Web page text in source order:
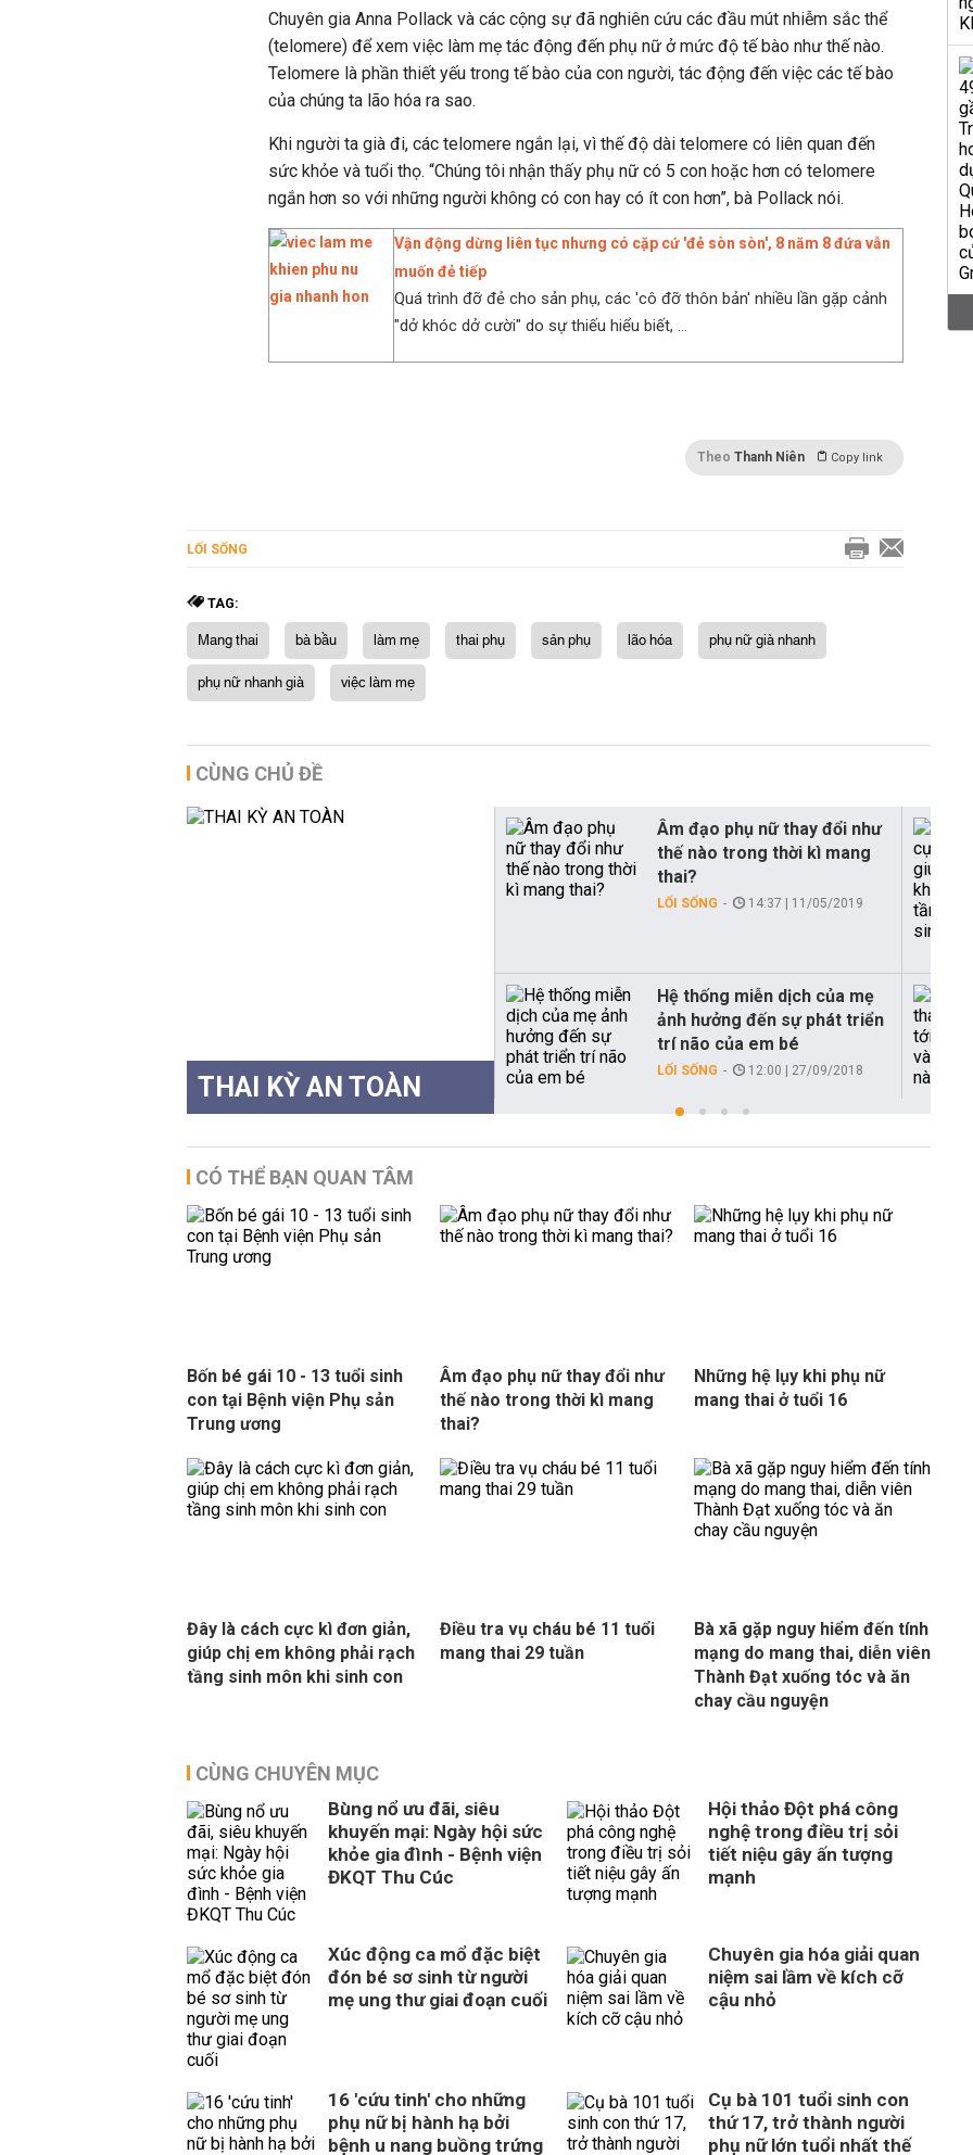
Chuyên gia Anna Pollack và các cộng sự đã nghiên cứu các đầu mút nhiễm sắc thể
(telomere) để xem việc làm mẹ tác động đến phụ nữ ở mức độ tế bào như thế nào.
Telomere là phần thiết yếu trong tế bào của con người, tác động đến việc các tế bào
của chúng ta lão hóa ra sao.
Khi người ta già đi, các telomere ngắn lại, vì thế độ dài telomere có liên quan đến
sức khỏe và tuổi thọ. “Chúng tôi nhận thấy phụ nữ có 5 con hoặc hơn có telomere
ngắn hơn so với những người không có con hay có ít con hơn”, bà Pollack nói.
Vận động dừng liên tục nhưng có cặp cứ 'đẻ sòn sòn', 8 năm 8 đứa vẫn
muốn đẻ tiếp
Quá trình đỡ đẻ cho sản phụ, các 'cô đỡ thôn bản' nhiều lần gặp cảnh
"dở khóc dở cười" do sự thiếu hiểu biết, ...
Theo Thanh Niên Copy link
LỐI SỐNG
TAG:
Mang thai bà bầu làm mẹ thai phụ sản phụ lão hóa
phụ nữ già nhanh
phụ nữ nhanh già
việc làm mẹ
CÙNG CHỦ ĐỀ
THAI KỲ AN TOÀN
Âm đạo phụ nữ thay đổi như
thế nào trong thời kì mang
thai?
LỐI SỐNG 14:37 | 11/05/2019
Hệ thống miễn dịch của mẹ
ảnh hưởng đến sự phát triển
trí não của em bé
LỐI SỐNG 12:00 | 27/09/2018
CÓ THỂ BẠN QUAN TÂM
Bốn bé gái 10 - 13 tuổi sinh
con tại Bệnh viện Phụ sản
Trung ương
Âm đạo phụ nữ thay đổi như
thế nào trong thời kì mang
thai?
Những hệ lụy khi phụ nữ
mang thai ở tuổi 16
Đây là cách cực kì đơn giản,
giúp chị em không phải rạch
tầng sinh môn khi sinh con
Điều tra vụ cháu bé 11 tuổi
mang thai 29 tuần
Bà xã gặp nguy hiểm đến tính
mạng do mang thai, diễn viên
Thành Đạt xuống tóc và ăn
chay cầu nguyện
CÙNG CHUYÊN MỤC
Bùng nổ ưu đãi, siêu
khuyến mại: Ngày hội sức
khỏe gia đình - Bệnh viện
ĐKQT Thu Cúc
Hội thảo Đột phá công
nghệ trong điều trị sỏi
tiết niệu gây ấn tượng
mạnh
Xúc động ca mổ đặc biệt
đón bé sơ sinh từ người
mẹ ung thư giai đoạn cuối
Chuyên gia hóa giải quan
niệm sai lầm về kích cỡ
cậu nhỏ
16 'cứu tinh' cho những
phụ nữ bị hành hạ bởi
bệnh u nang buồng trứng
Cụ bà 101 tuổi sinh con
thứ 17, trở thành người
phụ nữ lớn tuổi nhất thế